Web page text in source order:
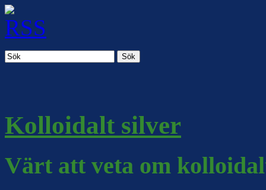
Sök
Kolloidalt silver
Värt att veta om